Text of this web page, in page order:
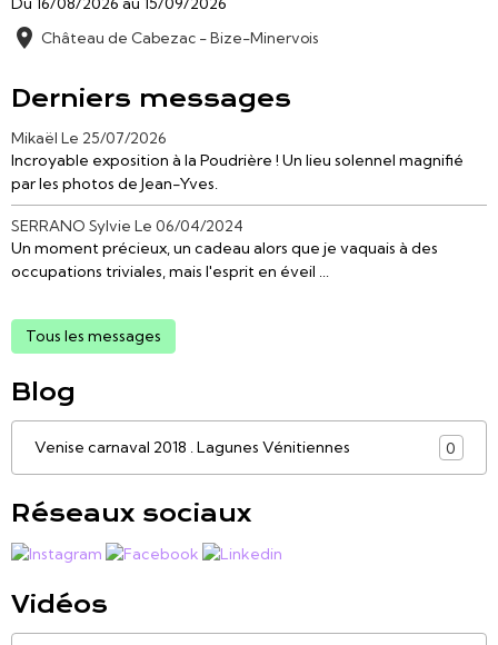
Château de Cabezac - Bize-Minervois
Derniers messages
Mikaël Le 25/07/2026
Incroyable exposition à la Poudrière ! Un lieu solennel magnifié
par les photos de Jean-Yves.
SERRANO Sylvie Le 06/04/2024
Un moment précieux, un cadeau alors que je vaquais à des
occupations triviales, mais l'esprit en éveil ...
Tous les messages
Blog
Venise carnaval 2018 . Lagunes Vénitiennes 0
Réseaux sociaux
Vidéos